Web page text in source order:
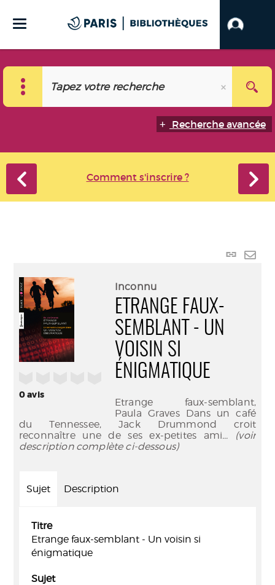
Recherche avancée
Comment s'inscrire ?
Lien
0avis
Inconnu
ETRANGE FAUX-
SEMBLANT - UN
VOISIN SI
ÉNIGMATIQUE
Etrange faux-semblant,
Paula Graves Dans un café
du Tennessee, Jack Drummond croit
reconnaître une de ses ex-petites ami... (voir
description complète ci-dessous)
Sujet Description
Titre
Etrange faux-semblant - Un voisin si
énigmatique
Sujet